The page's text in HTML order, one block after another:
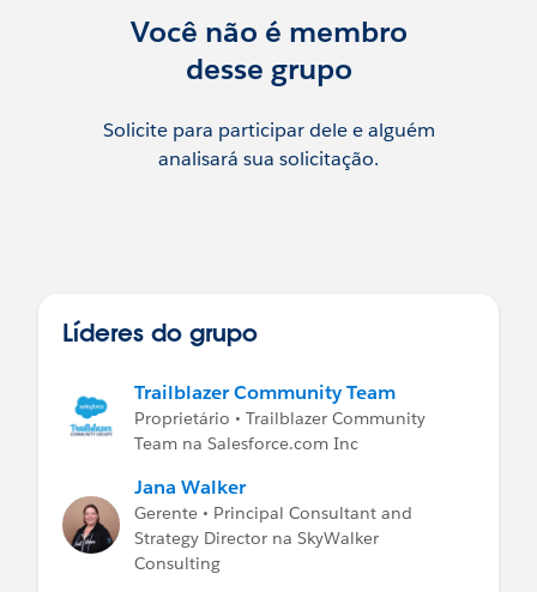
Você não é membro
desse grupo
Solicite para participar dele e alguém
analisará sua solicitação.
Líderes do grupo
Trailblazer Community Team
Proprietário • Trailblazer Community
Team na Salesforce.com Inc
Jana Walker
Gerente • Principal Consultant and
Strategy Director na SkyWalker
Consulting